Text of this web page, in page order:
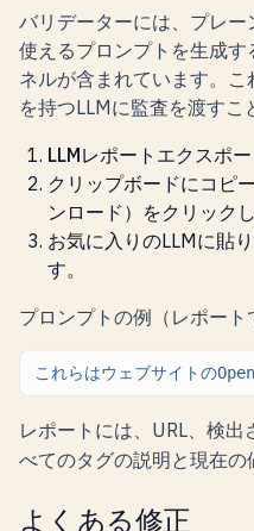
バリデーターには、プレ
使えるプロンプトを生成す
ネルが含まれています。
を持つLLMに監査を渡すこ
LLMレポートエクスポー
クリップボードにコピー
ンロード ）をクリックし
お気に入りのLLMに貼
す。
プロンプトの例（レポート
これらはウェブサイトのOpen
レポートには、URL、検出
べてのタグの説明と現在の
よくある修正